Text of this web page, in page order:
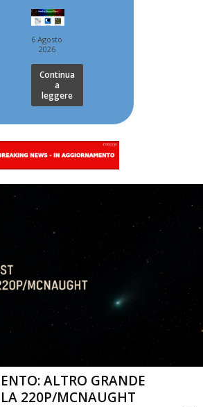
6 Agosto
2026
Continua
a
leggere
ALTRO GRANDE
220P/MCNAUGHT